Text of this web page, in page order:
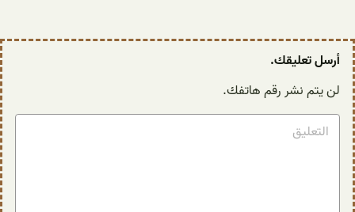
أرسل تعليقك.
لن يتم نشر رقم هاتفك.